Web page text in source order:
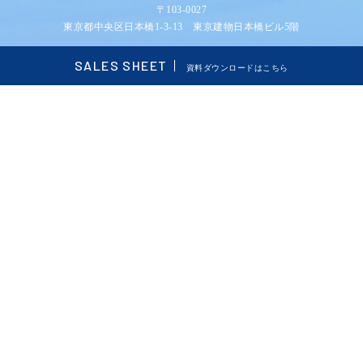
SALES SHEET 資料ダウンロードはこちら
〒103-0027
東京都中央区日本橋1-3-13 東京建物日本橋ビル5階
COPYRIGHT ©エレベーターサイネージ、モニター広告ならLiftSPOTALL RIGHTS